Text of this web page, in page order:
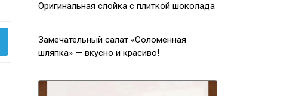
Оригинальная слойка с плиткой шоколада
Замечательный салат «Соломенная
шляпка» — вкусно и красиво!